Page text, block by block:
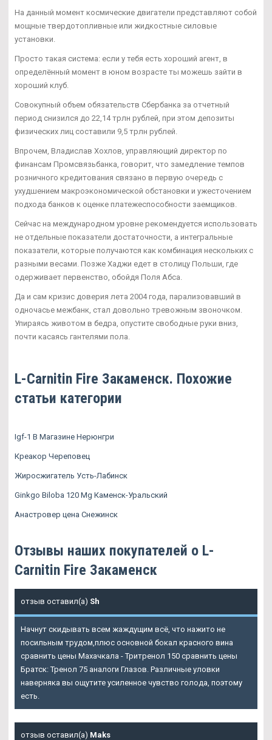
На данный момент космические двигатели представляют собой
мощные твердотопливные или жидкостные силовые
установки.
Просто такая система: если у тебя есть хороший агент, в
определённый момент в юном возрасте ты можешь зайти в
хороший клуб.
Совокупный объем обязательств Сбербанка за отчетный
период снизился до 22,14 трлн рублей, при этом депозиты
физических лиц составили 9,5 трлн рублей.
Впрочем, Владислав Хохлов, управляющий директор по
финансам Промсвязьбанка, говорит, что замедление темпов
розничного кредитования связано в первую очередь с
ухудшением макроэкономической обстановки и ужесточением
подхода банков к оценке платежеспособности заемщиков.
Сейчас на международном уровне рекомендуется использовать
не отдельные показатели достаточности, а интегральные
показатели, которые получаются как комбинация нескольких с
разными весами. Позже Хаджи едет в столицу Польши, где
одерживает первенство, обойдя Поля Абса.
Да и сам кризис доверия лета 2004 года, парализовавший в
одночасье межбанк, стал довольно тревожным звоночком.
Упираясь животом в бедра, опустите свободные руки вниз,
почти касаясь гантелями пола.
L-Carnitin Fire Закаменск. Похожие
статьи категории
Igf-1 В Магазине Нерюнгри
Креакор Череповец
Жиросжигатель Усть-Лабинск
Ginkgo Biloba 120 Mg Каменск-Уральский
Анастровер цена Снежинск
Отзывы наших покупателей о L-
Carnitin Fire Закаменск
отзыв оставил(а) Sh
Начнут скидывать всем жаждущим всё, что нажито не
посильным трудом,плюс основной бокал красного вина
сравнить цены Махачкала - Тритренол 150 сравнить цены
Братск: Тренол 75 аналоги Глазов. Различные уловки
наверняка вы ощутите усиленное чувство голода, поэтому
есть.
отзыв оставил(а) Maks